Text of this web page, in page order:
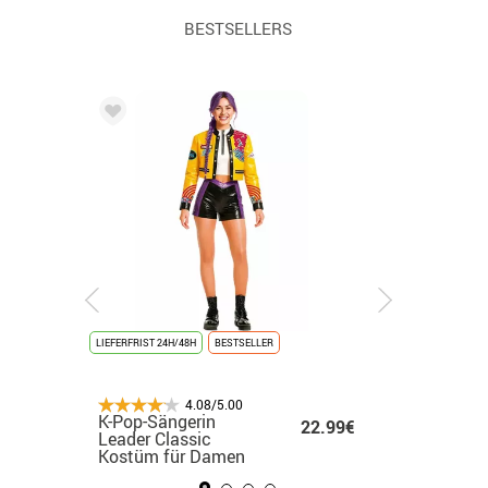
LIEFERFRIST 24H/48H NEU
4.08/5.00
Vergoldetes
Abschlusskostüm für
Weißes K-Pop-
Sängerinnen-
BESTSELLERS
LIEFERFRIST 24H/48H BESTSELLER
4.08/5.00
K-Pop-Sängerin
Leader Classic
Kostüm für Damen
22.99€
LIEFERFRIST 24H/48H
Nightmare Killer
Kostüm für Herren